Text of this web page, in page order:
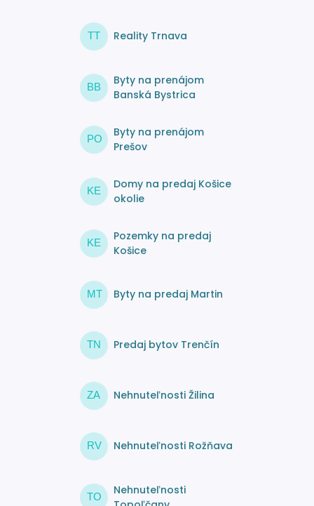
TT Reality Trnava
BB
Byty na prenájom
Banská Bystrica
PO
Byty na prenájom
Prešov
KE
Domy na predaj Košice
okolie
KE
Pozemky na predaj
Košice
MT Byty na predaj Martin
TN Predaj bytov Trenčín
ZA Nehnuteľnosti Žilina
RV Nehnuteľnosti Rožňava
TO
Nehnuteľnosti